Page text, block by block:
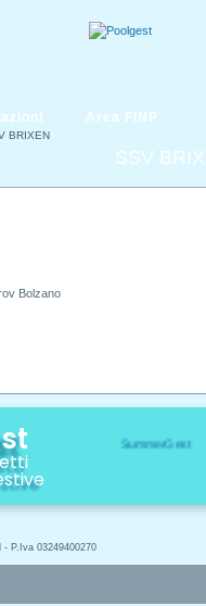
BRIXEN
Area FINP
SSV
Bolzano
P.Iva 03249400270